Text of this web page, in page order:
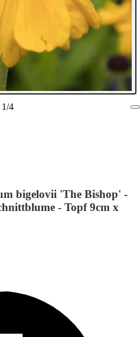
1/4
bigelovii 'The Bishop' -
- Topf 9cm x